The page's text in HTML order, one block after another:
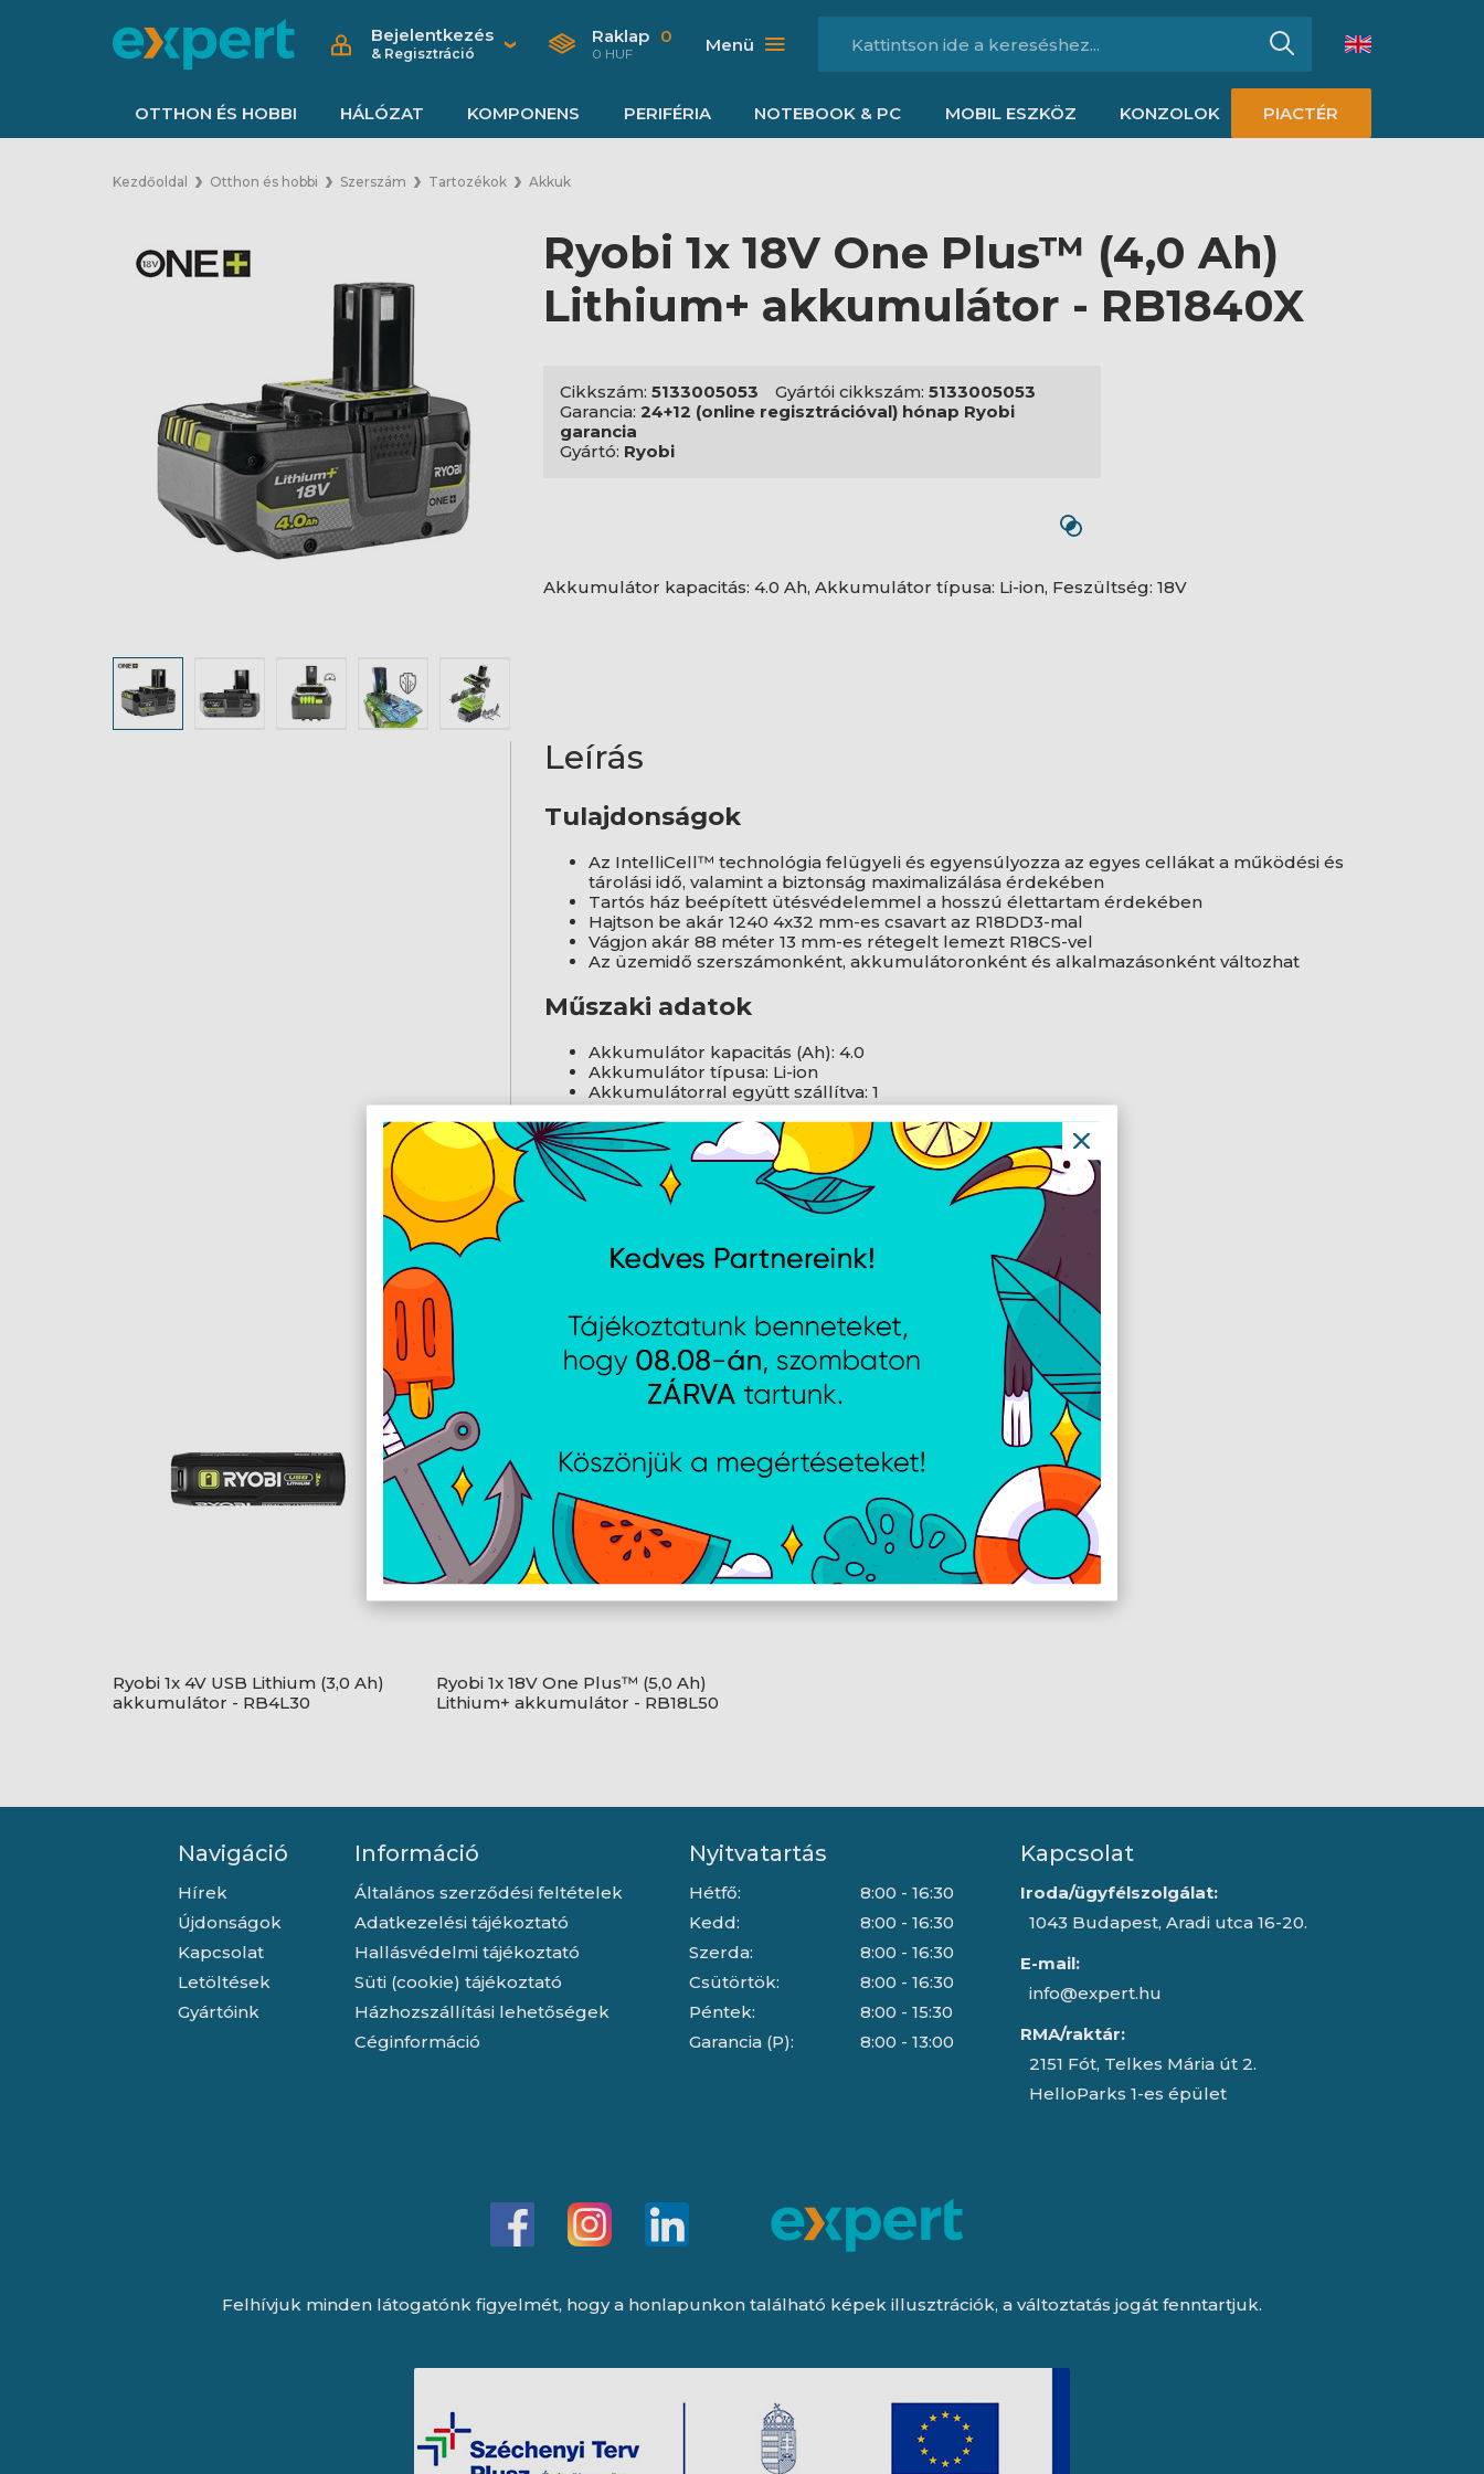
Bejelentkezés
& Regisztráció
Raklap 0
0 HUF Menü
OTTHON ÉS HOBBI HÁLÓZAT KOMPONENS PERIFÉRIA NOTEBOOK & PC MOBIL ESZKÖZ KONZOLOK PIACTÉR
Kezdőoldal Otthon és hobbi Szerszám Tartozékok Akkuk
Ryobi 1x 18V One Plus™ (4,0 Ah)
Lithium+ akkumulátor - RB1840X
Cikkszám: 5133005053 Gyártói cikkszám: 5133005053
Garancia: 24+12 (online regisztrációval) hónap Ryobi
garancia
Gyártó: Ryobi
Akkumulátor kapacitás: 4.0 Ah, Akkumulátor típusa: Li-ion, Feszültség: 18V
Leírás
Tulajdonságok
Az IntelliCell™ technológia felügyeli és egyensúlyozza az egyes cellákat a működési és
tárolási idő, valamint a biztonság maximalizálása érdekében
Tartós ház beépített ütésvédelemmel a hosszú élettartam érdekében
Hajtson be akár 1240 4x32 mm-es csavart az R18DD3-mal
Vágjon akár 88 méter 13 mm-es rétegelt lemezt R18CS-vel
Az üzemidő szerszámonként, akkumulátoronként és alkalmazásonként változhat
Műszaki adatok
Akkumulátor kapacitás (Ah): 4.0
Akkumulátor típusa: Li-ion
Akkumulátorral együtt szállítva: 1
Erő: 18V
Feszültség (V): 18
Töltővel együtt: Nem
AJÁNLATUNKBÓL
Ryobi 1x 4V USB Lithium (3,0 Ah)
akkumulátor - RB4L30
Ryobi 1x 18V One Plus™ (5,0 Ah)
Lithium+ akkumulátor - RB18L50
Navigáció
Hírek
Újdonságok
Kapcsolat
Letöltések
Gyártóink
Információ
Általános szerződési feltételek
Adatkezelési tájékoztató
Hallásvédelmi tájékoztató
Süti (cookie) tájékoztató
Házhozszállítási lehetőségek
Céginformáció
Nyitvatartás
Hétfő:
Kedd:
Szerda:
Csütörtök:
Péntek:
Garancia (P):
8:00 - 16:30
8:00 - 16:30
8:00 - 16:30
8:00 - 16:30
8:00 - 15:30
8:00 - 13:00
Kapcsolat
Iroda/ügyfélszolgálat:
1043 Budapest, Aradi utca 16-20.
E-mail:
info@expert.hu
RMA/raktár:
2151 Fót, Telkes Mária út 2.
HelloParks 1-es épület
Felhívjuk minden látogatónk figyelmét, hogy a honlapunkon található képek illusztrációk, a változtatás jogát fenntartjuk.